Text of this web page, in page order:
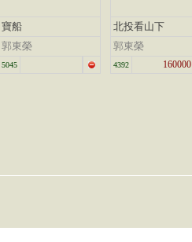
寶船
郭東榮
5045
北投看山下
郭東榮
4392 160000